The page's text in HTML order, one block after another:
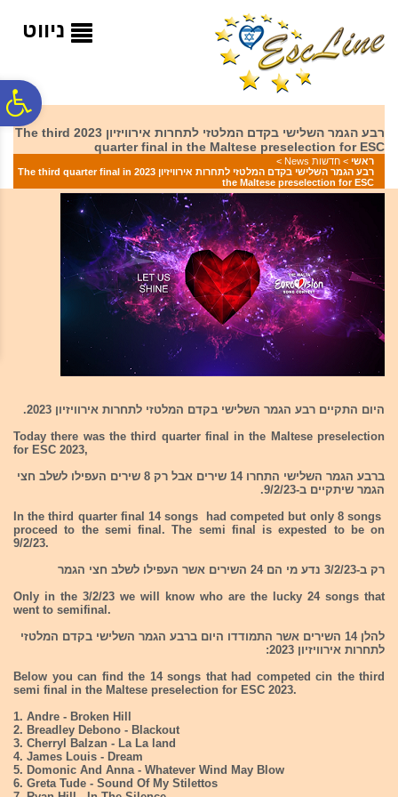
המרכזי
ניווט
רבע הגמר השלישי בקדם המלטזי לתחרות אירוויזיון 2023 The third
quarter final in the Maltese preselection for ESC
ראשי > חדשות News
>
רבע הגמר השלישי בקדם המלטזי לתחרות אירוויזיון 2023 The third quarter final in
the Maltese preselection for ESC
היום התקיים רבע הגמר השלישי בקדם המלטזי לתחרות אירוויזיון 2023.
Today there was the third quarter final in the Maltese preselection
for ESC 2023,
ברבע הגמר השלישי התחרו 14 שירים אבל רק 8 שירים העפילו לשלב חצי
הגמר שיתקיים ב-9/2/23.
In the third quarter final 14 songs had competed but only 8 songs
proceed to the semi final. The semi final is expested to be on
9/2/23.
רק ב-3/2/23 נדע מי הם 24 השירים אשר העפילו לשלב חצי הגמר
Only in the 3/2/23 we will know who are the lucky 24 songs that
went to semifinal.
להלן 14 השירים אשר התמודדו היום ברבע הגמר השלישי בקדם המלטזי
לתחרות אירוויזיון 2023:
Below you can find the 14 songs that had competed cin the third
semi final in the Maltese preselection for ESC 2023.
1. Andre - Broken Hill
2. Breadley Debono - Blackout
3. Cherryl Balzan - La La land
4. James Louis - Dream
5. Domonic And Anna - Whatever Wind May Blow
6. Greta Tude - Sound Of My Stilettos